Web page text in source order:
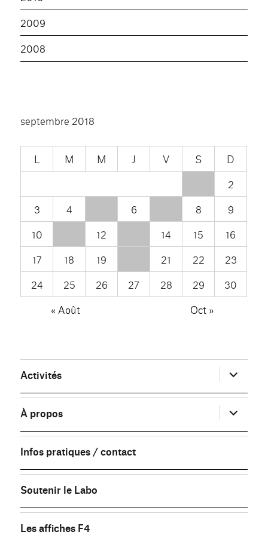
2009
2008
septembre 2018
L M M J V S
D
2
3
4 6 8
9
10
12 14 15
16
17
18 19 21 22
23
24
25 26 27 28 29
30
« Août
Oct »
Activités ouvrir
le
sous-
menu
À propos
ouvrir
le
sous-
menu
Infos pratiques / contact
Soutenir le Labo
Les affiches F4